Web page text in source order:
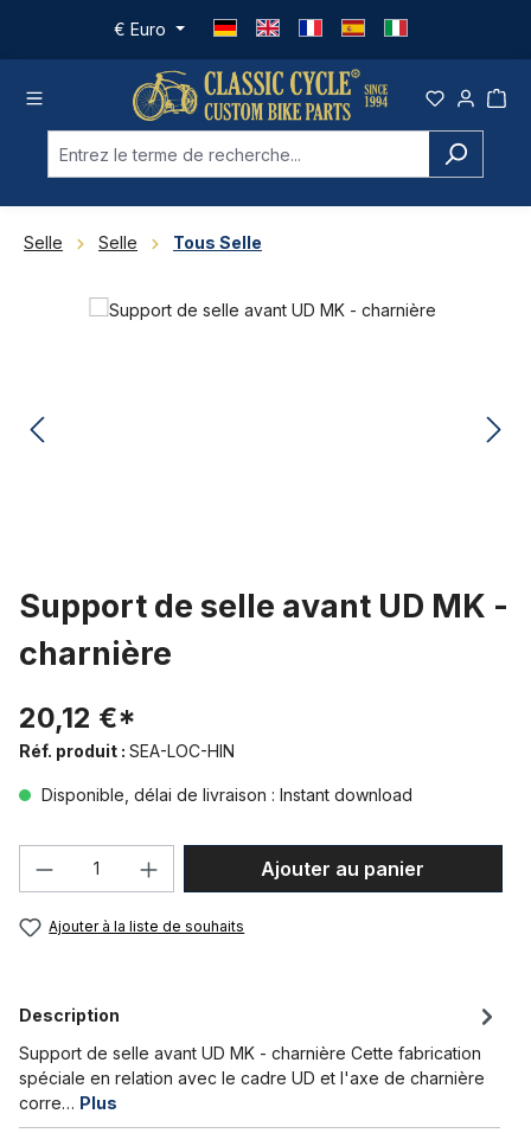
Passer au contenu principal
€ Euro
Selle Selle Tous Selle
Ignorer la galerie d'images
Support de selle avant UD MK -
charnière
20,12 €*
Réf. produit : SEA-LOC-HIN
Disponible, délai de livraison : Instant download
Quantité de produit : Entrez la
Ajouter au panier
Ajouter à la liste de souhaits
Description
Support de selle avant UD MK - charnière Cette fabrication
spéciale en relation avec le cadre UD et l'axe de charnière
corre… Plus